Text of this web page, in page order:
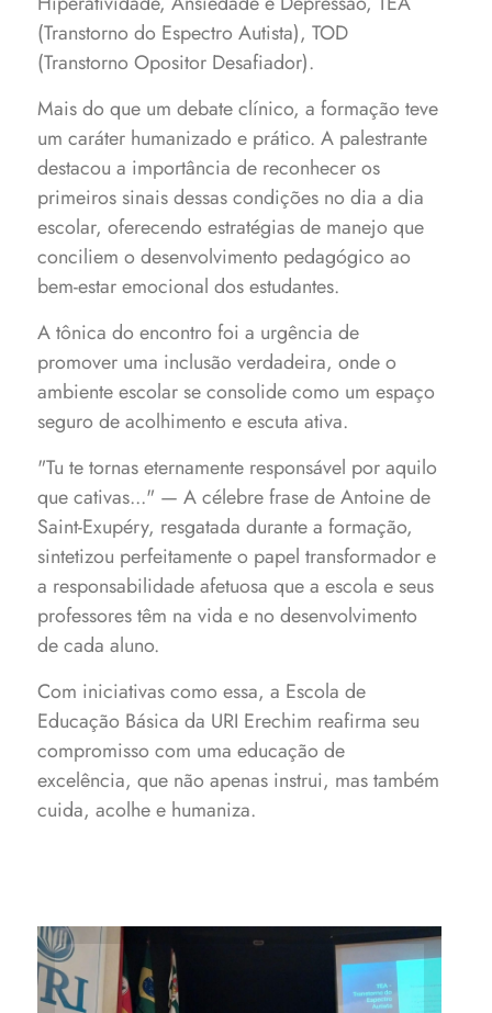
(Transtorno do Espectro Autista), TOD
(Transtorno Opositor Desafiador).
Mais do que um debate clínico, a formação teve
um caráter humanizado e prático. A palestrante
destacou a importância de reconhecer os
primeiros sinais dessas condições no dia a dia
escolar, oferecendo estratégias de manejo que
conciliem o desenvolvimento pedagógico ao
bem-estar emocional dos estudantes.
A tônica do encontro foi a urgência de
promover uma inclusão verdadeira, onde o
ambiente escolar se consolide como um espaço
seguro de acolhimento e escuta ativa.
"Tu te tornas eternamente responsável por aquilo
que cativas..." — A célebre frase de Antoine de
Saint-Exupéry, resgatada durante a formação,
sintetizou perfeitamente o papel transformador e
a responsabilidade afetuosa que a escola e seus
professores têm na vida e no desenvolvimento
de cada aluno.
Com iniciativas como essa, a Escola de
Educação Básica da URI Erechim reafirma seu
compromisso com uma educação de
excelência, que não apenas instrui, mas também
cuida, acolhe e humaniza.